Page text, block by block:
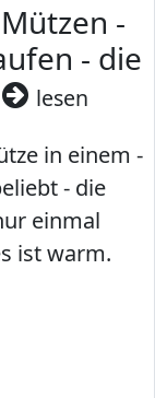
-
- die
lesen
in einem -
- die
einmal
ist warm.